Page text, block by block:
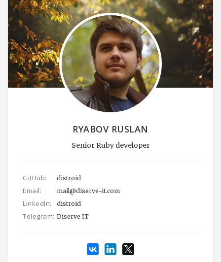
RYABOV RUSLAN
Senior Ruby developer
GitHub: distroid
Email: mail@diserve-it.com
LinkedIn: distroid
Telegram: Diserve IT